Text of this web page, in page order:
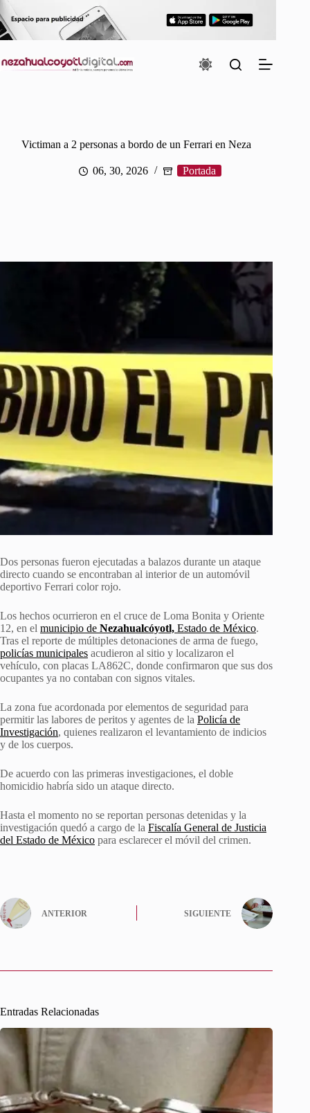
Saltar
al
contenido
Victiman a 2 personas a bordo de un Ferrari en Neza
06, 30, 2026 Portada
Dos personas fueron ejecutadas a balazos durante un ataque
directo cuando se encontraban al interior de un automóvil
deportivo Ferrari color rojo.
Los hechos ocurrieron en el cruce de Loma Bonita y Oriente
12, en el municipio de Nezahualcóyotl, Estado de México.
Tras el reporte de múltiples detonaciones de arma de fuego,
policías municipales acudieron al sitio y localizaron el
vehículo, con placas LA862C, donde confirmaron que sus dos
ocupantes ya no contaban con signos vitales.
La zona fue acordonada por elementos de seguridad para
permitir las labores de peritos y agentes de la Policía de
Investigación, quienes realizaron el levantamiento de indicios
y de los cuerpos.
De acuerdo con las primeras investigaciones, el doble
homicidio habría sido un ataque directo.
Hasta el momento no se reportan personas detenidas y la
investigación quedó a cargo de la Fiscalía General de Justicia
del Estado de México para esclarecer el móvil del crimen.
ANTERIOR SIGUIENTE
Entradas Relacionadas